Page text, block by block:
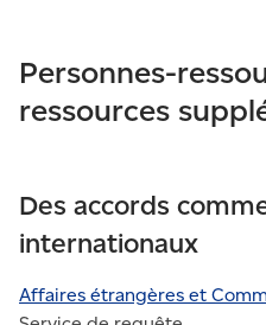
Personnes-
ressources
Des accords
internationaux
Affaires étrangères et